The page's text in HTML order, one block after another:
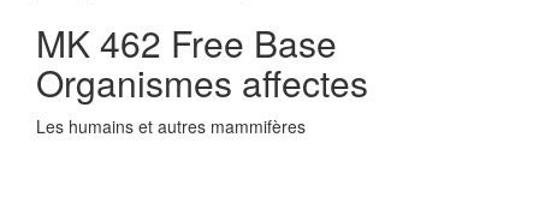
MK 462 Free Base
Organismes affectes
Les humains et autres mammifères